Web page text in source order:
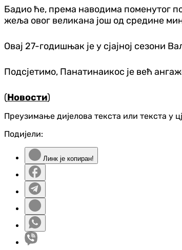
Бадио ће, према наводима поменутог
жеља овог великана још од средине
Овај 27-годишњак је у сјајној сезони
Подсјетимо, Панатинаикос је већ
(Новости)
Преузимање дијелова текста или текста у
Подијели:
Линк је копиран!